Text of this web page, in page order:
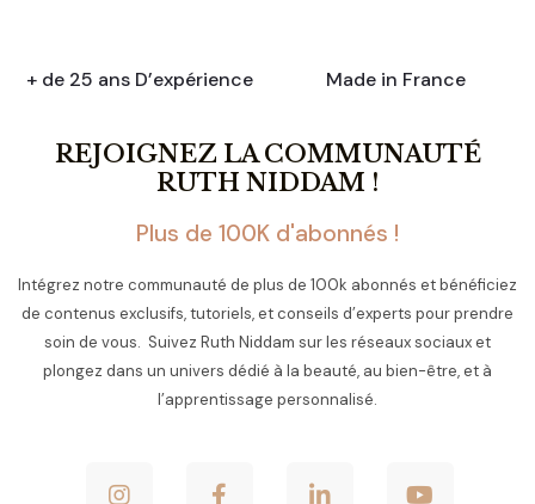
+ de 25 ans D’expérience Made in France
REJOIGNEZ LA COMMUNAUTÉ
RUTH NIDDAM !
Plus de 100K d'abonnés !
Intégrez notre communauté de plus de 100k abonnés et bénéficiez
de contenus exclusifs, tutoriels, et conseils d’experts pour prendre
soin de vous. Suivez Ruth Niddam sur les réseaux sociaux et
plongez dans un univers dédié à la beauté, au bien-être, et à
l’apprentissage personnalisé.